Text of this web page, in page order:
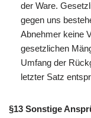
der Ware.
gegen uns
Abnehmer keine
gesetzlichen
Umfang der
letzter Satz
§13 Sonstige